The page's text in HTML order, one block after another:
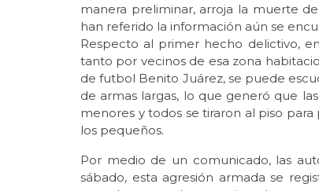
manera preliminar, arroja la muerte
han referido la información aún se
Respecto al primer hecho delictivo,
tanto por vecinos de esa zona
de futbol Benito Juárez, se puede
de armas largas, lo que generó que
menores y todos se tiraron al piso
los pequeños.
Por medio de un comunicado, las
sábado, esta agresión armada se